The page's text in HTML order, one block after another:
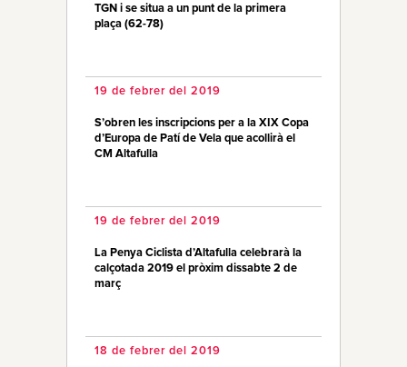
TGN i se situa a un punt de la primera
plaça (62-78)
19 de febrer del 2019
S’obren les inscripcions per a la XIX Copa
d’Europa de Patí de Vela que acollirà el
CM Altafulla
19 de febrer del 2019
La Penya Ciclista d’Altafulla celebrarà la
calçotada 2019 el pròxim dissabte 2 de
març
18 de febrer del 2019